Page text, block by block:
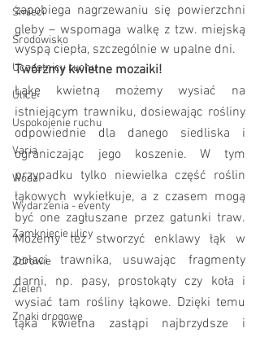
Śmieci
Środowisko
Uczestnicy ruchu
Ulice
Uspokojenie ruchu
Varia
Woda
Wydarzenia - eventy
Zamknięcie ulicy
Zdrowie
Zieleń
Znaki drogowe
zapobiega nagrzewaniu się powierzchni
gleby – wspomaga walkę z tzw. miejską
wyspą ciepła, szczególnie w upalne dni.
Twórzmy kwietne mozaiki!
Łąkę kwietną możemy wysiać na
istniejącym trawniku, dosiewając rośliny
odpowiednie dla danego siedliska i
ograniczając jego koszenie. W tym
przypadku tylko niewielka część roślin
łąkowych wykiełkuje, a z czasem mogą
być one zagłuszane przez gatunki traw.
Możemy też stworzyć enklawy łąk w
połaci trawnika, usuwając fragmenty
darni, np. pasy, prostokąty czy koła i
wysiać tam rośliny łąkowe. Dzięki temu
łąka kwietna zastąpi najbrzydsze i